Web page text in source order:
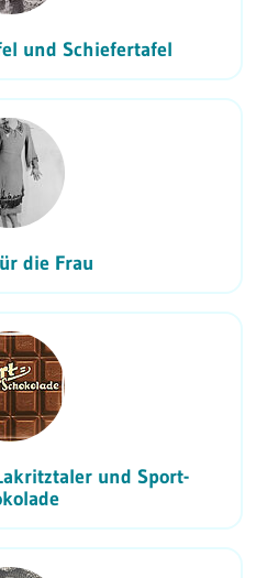
und Schiefertafel
die Frau
und Sport-